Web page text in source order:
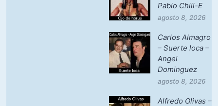
Pablo Chill-E
agosto 8, 2026
Carlos Almagro
– Suerte loca –
Angel
Dominguez
agosto 8, 2026
Alfredo Olivas –